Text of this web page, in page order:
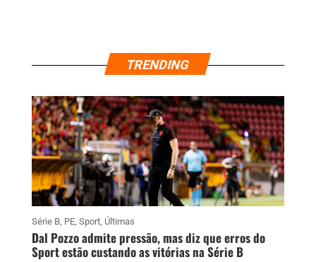
TRENDING
Série B, PE, Sport, Últimas
Dal Pozzo admite pressão, mas diz que erros do
Sport estão custando as vitórias na Série B